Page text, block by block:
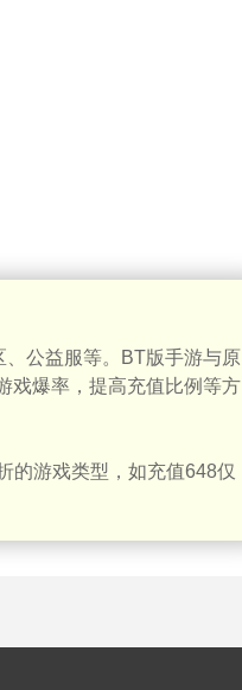
公益服等。BT版手游与原
戏爆率，提高充值比例等方
的游戏类型，如充值648仅